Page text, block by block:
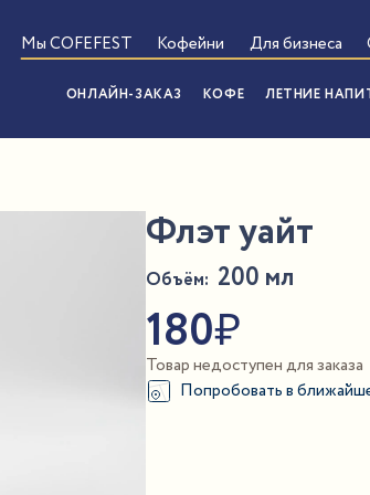
Мы COFEFEST Кофейни Для бизнеса
ОНЛАЙН-ЗАКАЗ КОФЕ ЛЕТНИЕ
Флэт уайт
Объём: 200 мл
180₽
Товар недоступен для заказа
Попробовать в
ПОКАЗАТЬ